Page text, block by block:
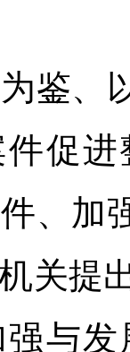
、以
促
、加
关提
与